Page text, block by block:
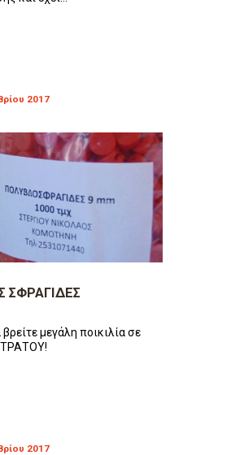
2017
ΣΦΡΑΓΙΔΕΣ
βρείτε μεγάλη ποικιλία σε
2017